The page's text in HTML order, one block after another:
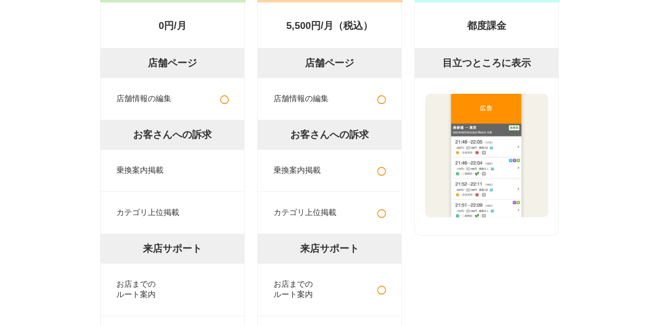
0円/月
店舗ページ
店舗情報の編集 ○
お客さんへの訴求
乗換案内掲載
カテゴリ上位掲載
来店サポート
お店までの
ルート案内
5,500円/月（税込）
店舗ページ
店舗情報の編集 ○
お客さんへの訴求
乗換案内掲載 ○
カテゴリ上位掲載 ○
来店サポート
お店までの
ルート案内
○
都度課金
目立つところに表示